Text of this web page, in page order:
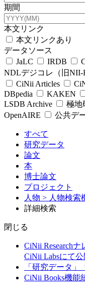
期間
本文リンク
本文リンクあり
データソース
JaLC
IRDB
NDLデジコレ（旧NII-
CiNii Articles
DBpedia
KAKEN
LSDB Archive
極地
OpenAIRE
公共デ
すべて
研究データ
論文
本
博士論文
プロジェクト
人物 > 人物検索
詳細検索
閉じる
CiNii Research
CiNii Labsにて
「研究データ
CiNii Books機能